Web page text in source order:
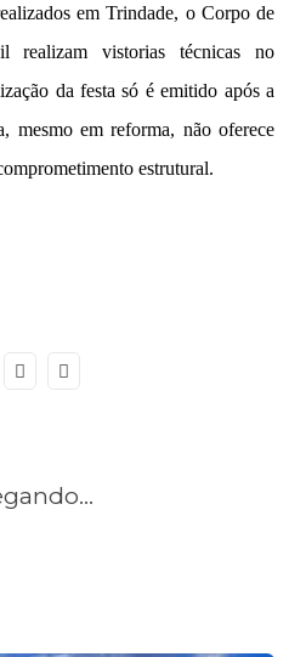
em Trindade, o Corpo de
realizam vistorias técnicas no
da festa só é emitido após a
mesmo em reforma, não oferece
estrutural.